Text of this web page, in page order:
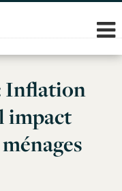
Inflation
impact